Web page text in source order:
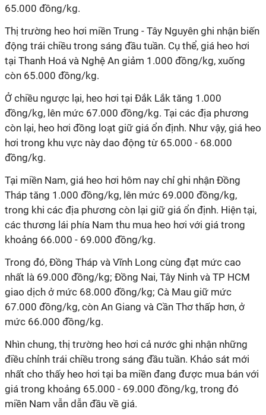
65.000 đồng/kg.
Thị trường heo hơi miền Trung - Tây Nguyên ghi nhận biến
động trái chiều trong sáng đầu tuần. Cụ thể, giá heo hơi
tại Thanh Hoá và Nghệ An giảm 1.000 đồng/kg, xuống
còn 65.000 đồng/kg.
Ở chiều ngược lại, heo hơi tại Đắk Lắk tăng 1.000
đồng/kg, lên mức 67.000 đồng/kg. Tại các địa phương
còn lại, heo hơi đồng loạt giữ giá ổn định. Như vậy, giá heo
hơi trong khu vực này dao động từ 65.000 - 68.000
đồng/kg.
Tại miền Nam, giá heo hơi hôm nay chỉ ghi nhận Đồng
Tháp tăng 1.000 đồng/kg, lên mức 69.000 đồng/kg,
trong khi các địa phương còn lại giữ giá ổn định. Hiện tại,
các thương lái phía Nam thu mua heo hơi với giá trong
khoảng 66.000 - 69.000 đồng/kg.
Trong đó, Đồng Tháp và Vĩnh Long cùng đạt mức cao
nhất là 69.000 đồng/kg; Đồng Nai, Tây Ninh và TP HCM
giao dịch ở mức 68.000 đồng/kg; Cà Mau giữ mức
67.000 đồng/kg, còn An Giang và Cần Thơ thấp hơn, ở
mức 66.000 đồng/kg.
Nhìn chung, thị trường heo hơi cả nước ghi nhận những
điều chỉnh trái chiều trong sáng đầu tuần. Khảo sát mới
nhất cho thấy heo hơi tại ba miền đang được mua bán với
giá trong khoảng 65.000 - 69.000 đồng/kg, trong đó
miền Nam vẫn dẫn đầu về giá.